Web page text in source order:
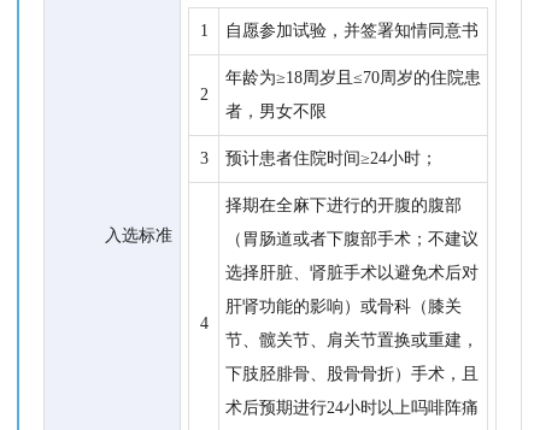
入选标准
1 自愿参加试验，并签署知情同意书
2
年龄为≥18周岁且≤70周岁的住院患
者，男女不限
3 预计患者住院时间≥24小时；
4
择期在全麻下进行的开腹的腹部
（胃肠道或者下腹部手术；不建议
选择肝脏、肾脏手术以避免术后对
肝肾功能的影响）或骨科（膝关
节、髋关节、肩关节置换或重建，
下肢胫腓骨、股骨骨折）手术，且
术后预期进行24小时以上吗啡阵痛